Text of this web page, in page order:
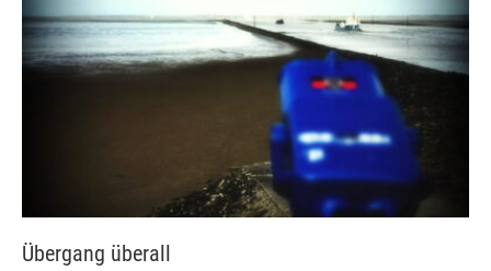
Übergang überall